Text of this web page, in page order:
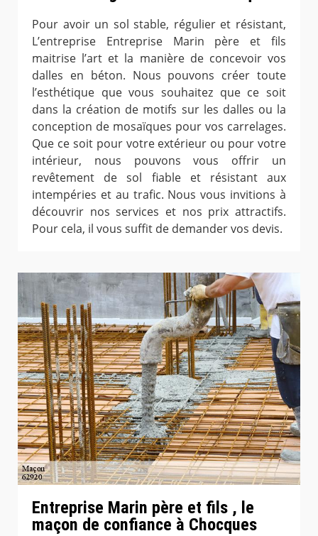
Pour avoir un sol stable, régulier et résistant,
L’entreprise Entreprise Marin père et fils
maitrise l’art et la manière de concevoir vos
dalles en béton. Nous pouvons créer toute
l’esthétique que vous souhaitez que ce soit
dans la création de motifs sur les dalles ou la
conception de mosaïques pour vos carrelages.
Que ce soit pour votre extérieur ou pour votre
intérieur, nous pouvons vous offrir un
revêtement de sol fiable et résistant aux
intempéries et au trafic. Nous vous invitions à
découvrir nos services et nos prix attractifs.
Pour cela, il vous suffit de demander vos devis.
Entreprise Marin père et fils , le
maçon de confiance à Chocques